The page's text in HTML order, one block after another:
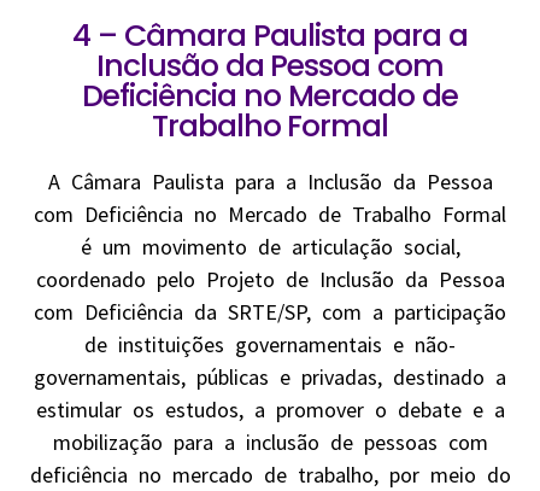
4 – Câmara Paulista para a
Inclusão da Pessoa com
Deficiência no Mercado de
Trabalho Formal
A Câmara Paulista para a Inclusão da Pessoa
com Deficiência no Mercado de Trabalho Formal
é um movimento de articulação social,
coordenado pelo Projeto de Inclusão da Pessoa
com Deficiência da SRTE/SP, com a participação
de instituições governamentais e não-
governamentais, públicas e privadas, destinado a
estimular os estudos, a promover o debate e a
mobilização para a inclusão de pessoas com
deficiência no mercado de trabalho, por meio do